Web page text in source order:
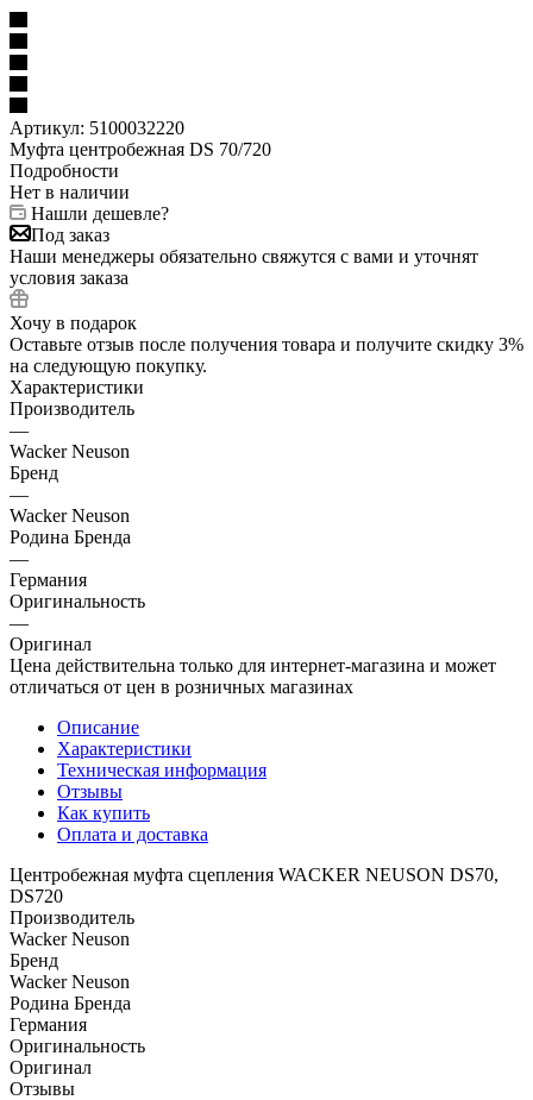
Артикул: 5100032220
Муфта центробежная DS 70/720
Подробности
Нет в наличии
Нашли дешевле?
Под заказ
Наши менеджеры обязательно свяжутся с вами и уточнят
условия заказа
Хочу в подарок
Оставьте отзыв после получения товара и получите скидку 3%
на следующую покупку.
Характеристики
Производитель
—
Wacker Neuson
Бренд
—
Wacker Neuson
Родина Бренда
—
Германия
Оригинальность
—
Оригинал
Цена действительна только для интернет-магазина и может
отличаться от цен в розничных магазинах
Описание
Характеристики
Техническая информация
Отзывы
Как купить
Оплата и доставка
Центробежная муфта сцепления WACKER NEUSON DS70,
DS720
Производитель
Wacker Neuson
Бренд
Wacker Neuson
Родина Бренда
Германия
Оригинальность
Оригинал
Отзывы